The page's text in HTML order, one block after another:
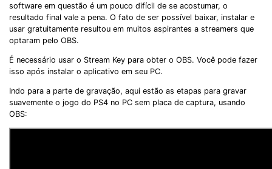
software em questão é um pouco difícil de se acostumar, o
resultado final vale a pena. O fato de ser possível baixar, instalar e
usar gratuitamente resultou em muitos aspirantes a streamers que
optaram pelo OBS.
É necessário usar o Stream Key para obter o OBS. Você pode fazer
isso após instalar o aplicativo em seu PC.
Indo para a parte de gravação, aqui estão as etapas para gravar
suavemente o jogo do PS4 no PC sem placa de captura, usando
OBS: